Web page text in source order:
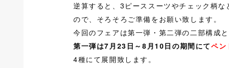
逆算すると、3ピーススーツやチェック柄
ので、そろそろご準備をお願い致します。
今回のフェアは第一弾・第二弾の二部構成と
第一弾は7月23日～8月10日の期間にてペン
4種にて展開致します。